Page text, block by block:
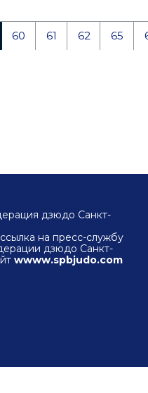
60 61 62 65
дзюдо Санкт-
на пресс-службу
дзюдо Санкт-
wwww.spbjudo.com